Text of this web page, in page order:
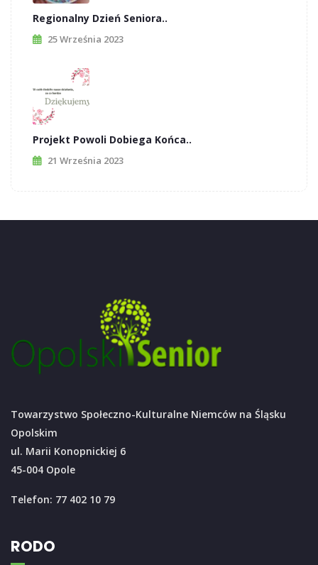
Regionalny Dzień Seniora..
25 Września 2023
Projekt Powoli Dobiega Końca..
21 Września 2023
Towarzystwo Społeczno-Kulturalne Niemców na Śląsku
Opolskim
ul. Marii Konopnickiej 6
45-004 Opole
Telefon: 77 402 10 79
RODO